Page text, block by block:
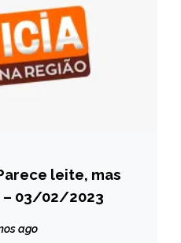
leite, mas
– 03/02/2023
ago